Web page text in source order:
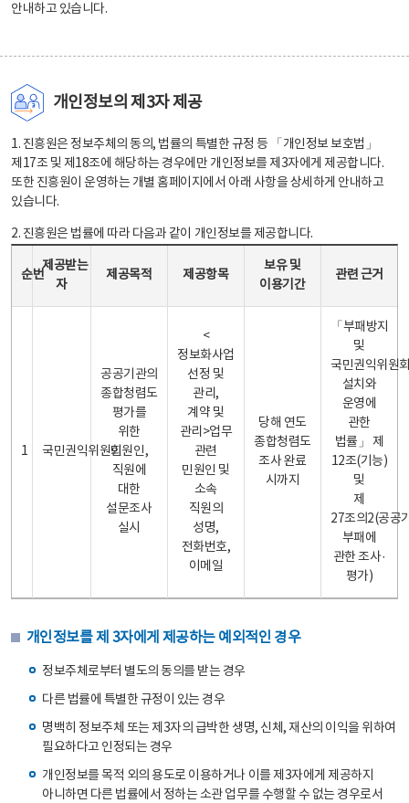
안내하고 있습니다.
개인정보의 제3자 제공
1. 진흥원은 정보주체의 동의, 법률의 특별한 규정 등 「개인정보 보호법」
제17조 및 제18조에 해당하는 경우에만 개인정보를 제3자에게 제공합니다.
또한 진흥원이 운영하는 개별 홈페이지에서 아래 사항을 상세하게 안내하고
있습니다.
2. 진흥원은 법률에 따라 다음과 같이 개인정보를 제공합니다.
순번
제공받는
자
제공목적 제공항목
보유 및
이용기간
관련 근거
1 국민권익위원회
공공기관의
종합청렴도
평가를
위한
민원인,
직원에
대한
설문조사
실시
<
정보화사업
선정 및
관리,
계약 및
관리>업무
관련
민원인 및
소속
직원의
성명,
전화번호,
이메일
당해 연도
종합청렴도
조사 완료
시까지
「부패방지
및
국민권익위원
설치와
운영에
관한
법률」 제
12조(기능)
및
제
27조의2(공공
부패에
관한 조사·
평가)
개인정보를 제 3자에게 제공하는 예외적인 경우
정보주체로부터 별도의 동의를 받는 경우
다른 법률에 특별한 규정이 있는 경우
명백히 정보주체 또는 제3자의 급박한 생명, 신체, 재산의 이익을 위하여
필요하다고 인정되는 경우
개인정보를 목적 외의 용도로 이용하거나 이를 제3자에게 제공하지
아니하면 다른 법률에서 정하는 소관 업무를 수행할 수 없는 경우로서